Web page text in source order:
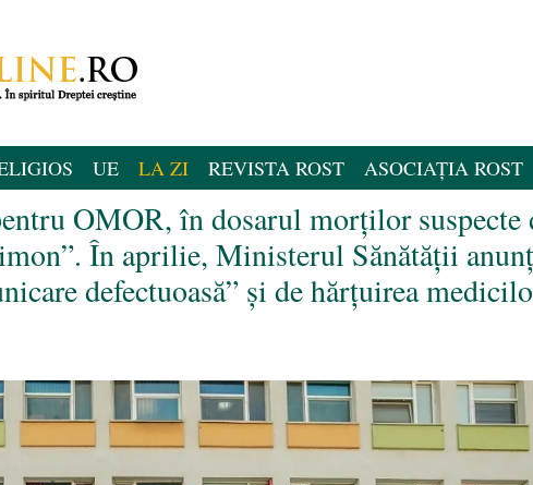
UE LA ZI REVISTA ROST ASOCIAȚIA ROST
OMOR, în dosarul morților suspecte
În aprilie, Ministerul Sănătății
defectuoasă” și de hărțuirea